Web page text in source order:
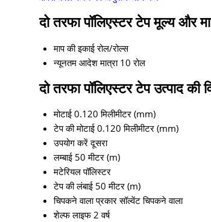
दो तरफा पॉलिएस्टर टेप मूल्य और
माप की इकाई रोल/रोल्स
न्यूनतम आदेश मात्रा 10 रोल
दो तरफा पॉलिएस्टर टेप उत्पाद की
मोटाई 0.120 मिलीमीटर (mm)
टेप की मोटाई 0.120 मिलीमीटर (mm)
उपयोग करें दूसरा
लम्बाई 50 मीटर (m)
मटेरियल पॉलिस्टर
टेप की लंबाई 50 मीटर (m)
चिपकने वाला प्रकार सॉल्वेंट चिपकने वाला
शेल्फ लाइफ 2 वर्ष